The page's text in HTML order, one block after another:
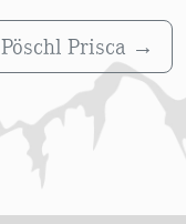
Pöschl Prisca →